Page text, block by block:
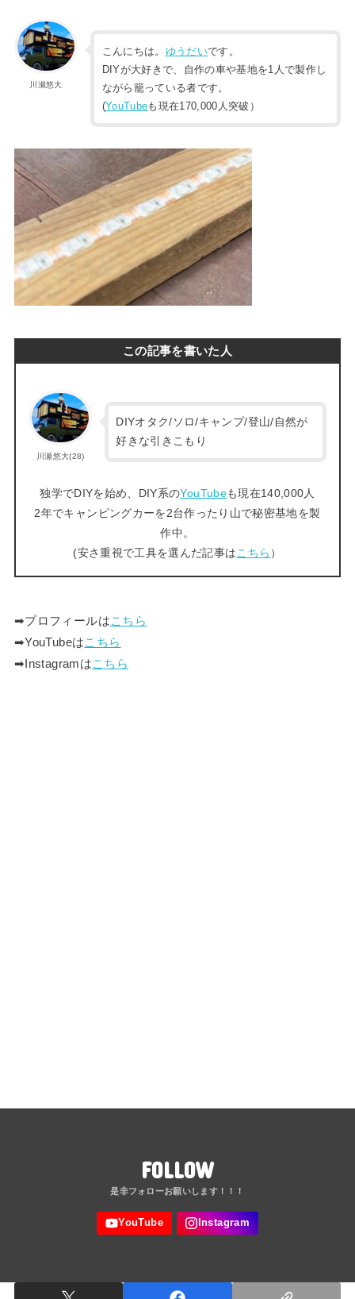
川瀬悠大
こんにちは。 ゆうだいです。
DIYが大好きで、自作の車や基地を1人で製作し
ながら籠っている者です。
(YouTubeも現在170,000人突破）
この記事を書いた人
川瀬悠大(28)
DIYオタク/ソロ/キャンプ/登山/自然が
好きな引きこもり
独学でDIYを始め、DIY系のYouTubeも現在140,000人
2年でキャンピングカーを2台作ったり山で秘密基地を製
作中。
(安さ重視で工具を選んだ記事はこちら ）
➡︎プロフィールはこちら
➡︎YouTubeはこちら
➡︎Instagramはこちら
FOLLOW